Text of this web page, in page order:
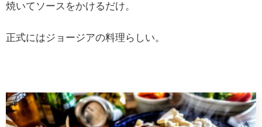
焼いてソースをかけるだけ。
正式にはジョージアの料理らしい。